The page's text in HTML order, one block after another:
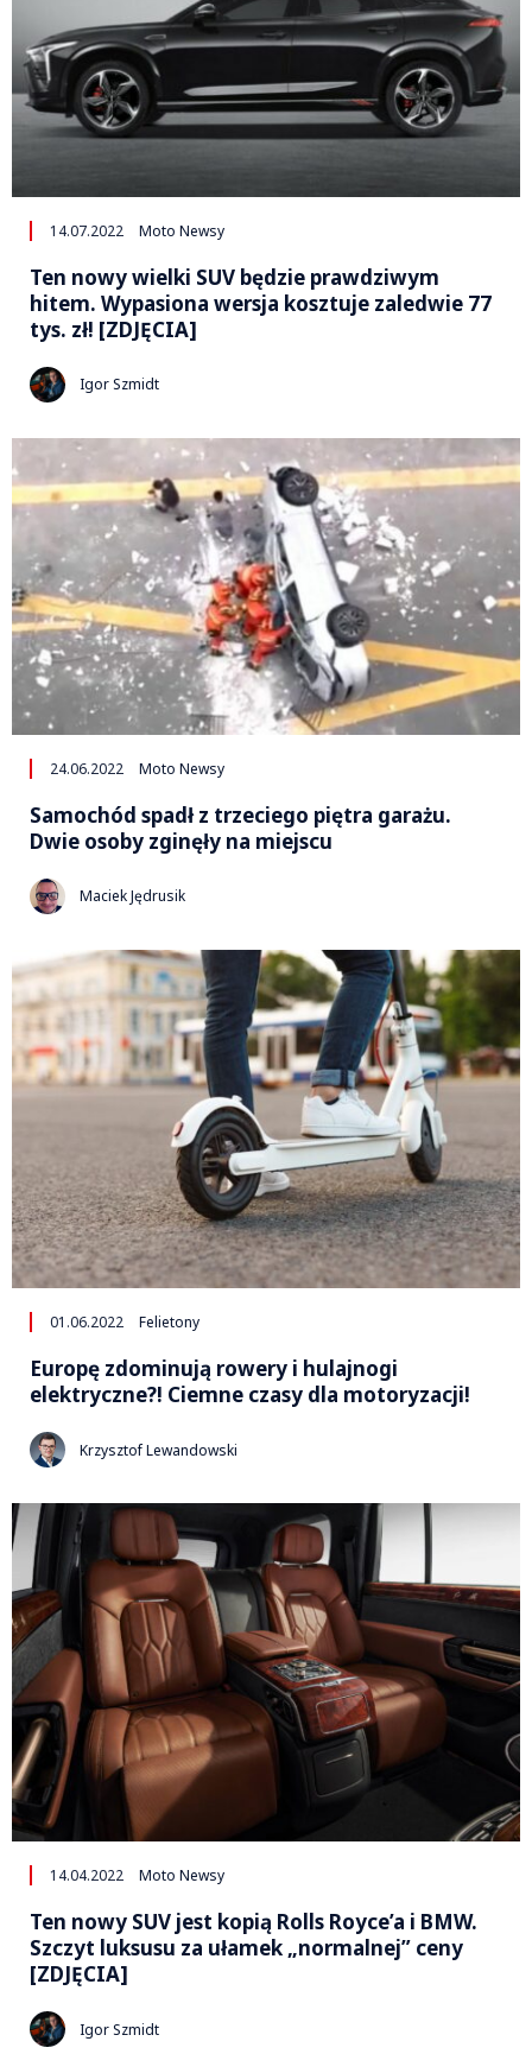
14.07.2022 Moto Newsy
Ten nowy wielki SUV będzie prawdziwym
hitem. Wypasiona wersja kosztuje zaledwie 77
tys. zł! [ZDJĘCIA]
Igor Szmidt
24.06.2022 Moto Newsy
Samochód spadł z trzeciego piętra garażu.
Dwie osoby zginęły na miejscu
Maciek Jędrusik
01.06.2022 Felietony
Europę zdominują rowery i hulajnogi
elektryczne?! Ciemne czasy dla motoryzacji!
Krzysztof Lewandowski
14.04.2022 Moto Newsy
Ten nowy SUV jest kopią Rolls Royce’a i BMW.
Szczyt luksusu za ułamek „normalnej” ceny
[ZDJĘCIA]
Igor Szmidt